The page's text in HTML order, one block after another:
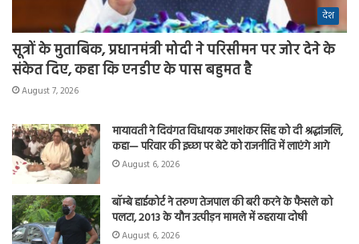
देश
सूत्रों के मुताबिक, प्रधानमंत्री मोदी ने परिसीमन पर जोर देने के
संकेत दिए, कहा कि एनडीए के पास बहुमत है
August 7, 2026
मायावती ने दिवंगत विधायक उमाशंकर सिंह को दी श्रद्धांजलि,
कहा— परिवार की इच्छा पर बेटे को राजनीति में लाएंगे आगे
August 6, 2026
बॉम्बे हाईकोर्ट ने तरुण तेजपाल की बरी करने के फैसले को
पलटा, 2013 के यौन उत्पीड़न मामले में ठहराया दोषी
August 6, 2026